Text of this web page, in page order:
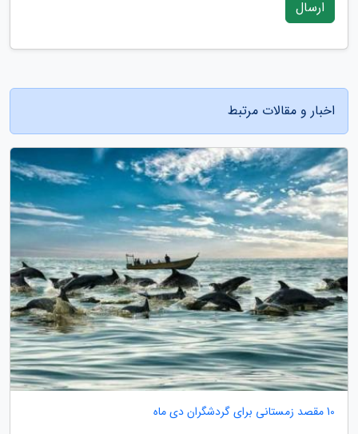
ارسال
اخبار و مقالات مرتبط
10 مقصد زمستانی برای گردشگران دی ماه